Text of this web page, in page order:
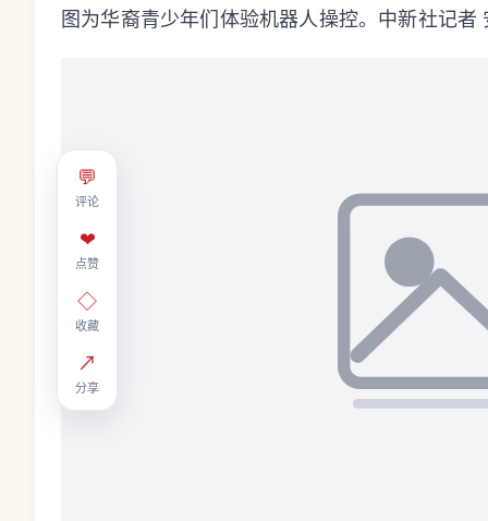
💬
评论
❤
点赞
◇
收藏
↗
分享
图为华裔青少年们体验机器人操控。中新社记者